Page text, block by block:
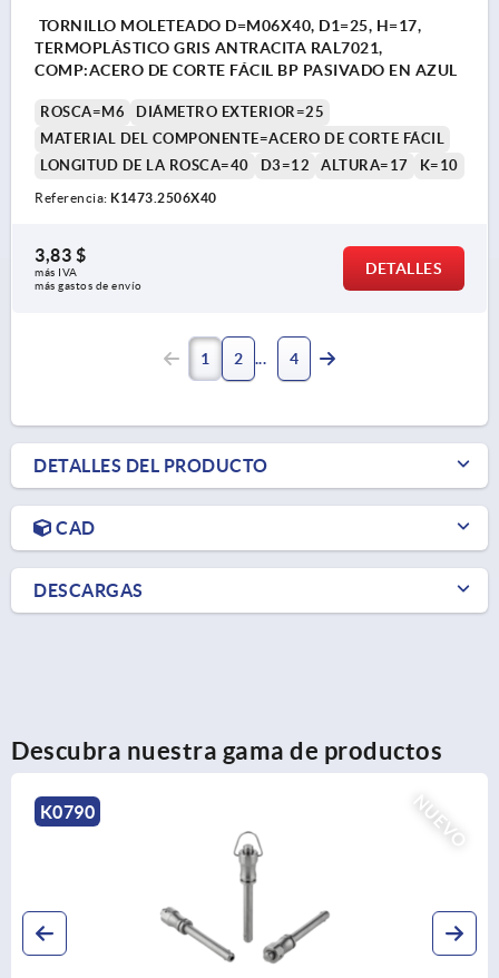
TORNILLO MOLETEADO D=M06X40, D1=25, H=17,
TERMOPLÁSTICO GRIS ANTRACITA RAL7021,
COMP:ACERO DE CORTE FÁCIL BP PASIVADO EN AZUL
ROSCA=M6
DIÁMETRO EXTERIOR=25
MATERIAL DEL COMPONENTE=ACERO DE CORTE FÁCIL
LONGITUD DE LA ROSCA=40
D3=12 ALTURA=17 K=10
Referencia: K1473.2506X40
3,83 $
más IVA
más gastos de envío
DETALLES
1 2 4
DETALLES DEL PRODUCTO
CAD
DESCARGAS
Descubra nuestra gama de productos
NUEVO
K2267